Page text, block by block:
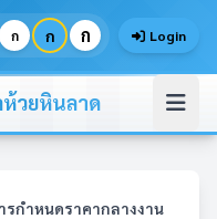
ก ก ก Login
วยหินลาด
รกำหนดราคากลางงาน